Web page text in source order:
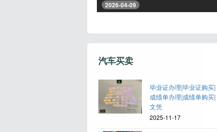
2026-04-09
汽车买卖
毕业证办理|毕业证购买|
成绩单办理|成绩单购买|
文凭
2025-11-17